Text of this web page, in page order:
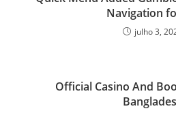
Navigation
julho 3,
Official Casino And